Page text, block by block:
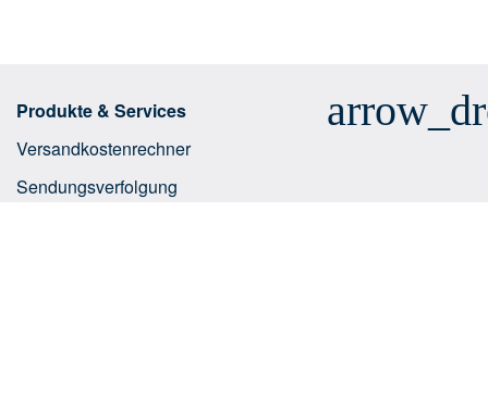
Produkte & Services
Versandkostenrechner
Sendungsverfolgung